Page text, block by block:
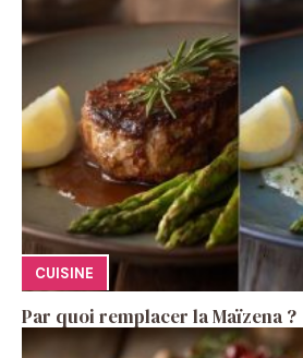
CUISINE
Par quoi remplacer la Maïzena ?